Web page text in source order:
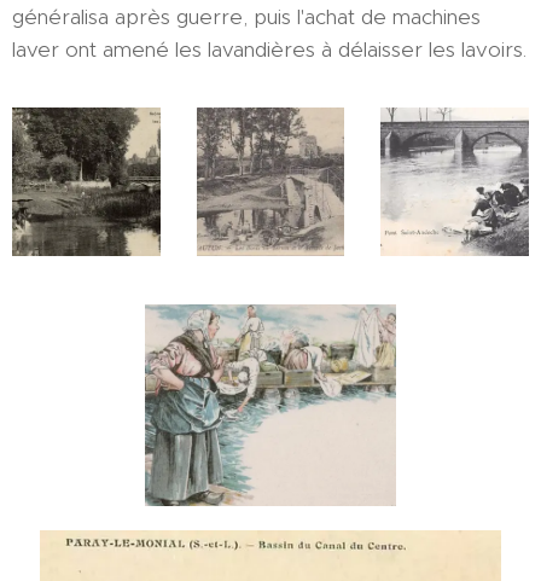
généralisa après guerre, puis l'achat de machines
laver ont amené les lavandières à délaisser les lavoirs.